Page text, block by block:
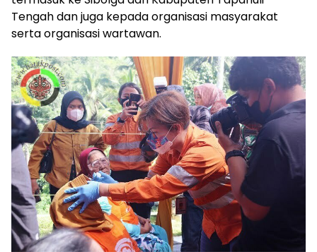
Tengah dan juga kepada organisasi masyarakat
serta organisasi wartawan.